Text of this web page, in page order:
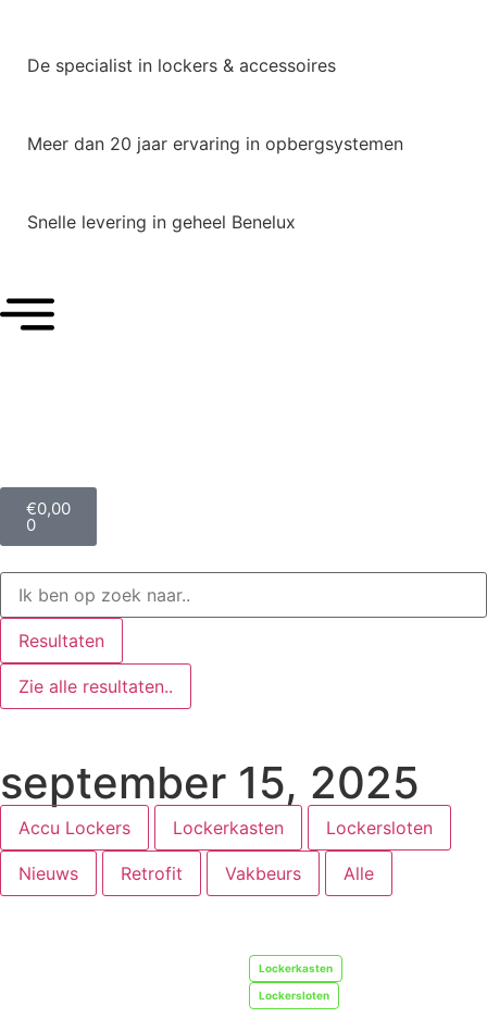
De specialist in lockers & accessoires
Meer dan 20 jaar ervaring in opbergsystemen
Snelle levering in geheel Benelux
€0,00
0
Resultaten
Zie alle resultaten..
september 15, 2025
Accu Lockers Lockerkasten Lockersloten
Nieuws Retrofit Vakbeurs Alle
Lockerkasten
Lockersloten